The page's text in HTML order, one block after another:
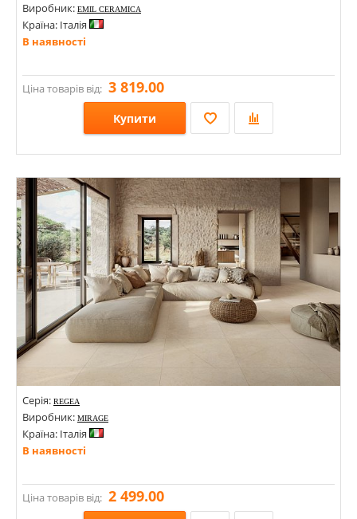
Виробник: EMIL CERAMICA
Країна: Італія
В наявності
Ціна товарів від: 3 819.00
Купити
Розміри: 1200х600х9;
Стилі: Під камінь;
Кольори:
Серія: REGEA
Виробник: MIRAGE
Країна: Італія
В наявності
Ціна товарів від: 2 499.00